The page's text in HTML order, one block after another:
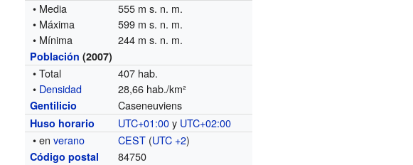
• Media
555 m s. n. m.
• Máxima
599 m s. n. m.
• Mínima
244 m s. n. m.
Población (2007)
• Total
407 hab.
• Densidad 28,66 hab./km²
Gentilicio Caseneuviens
Huso horario UTC+01:00y UTC+02:00
• enverano CEST (UTC +2)
Código postal 84750